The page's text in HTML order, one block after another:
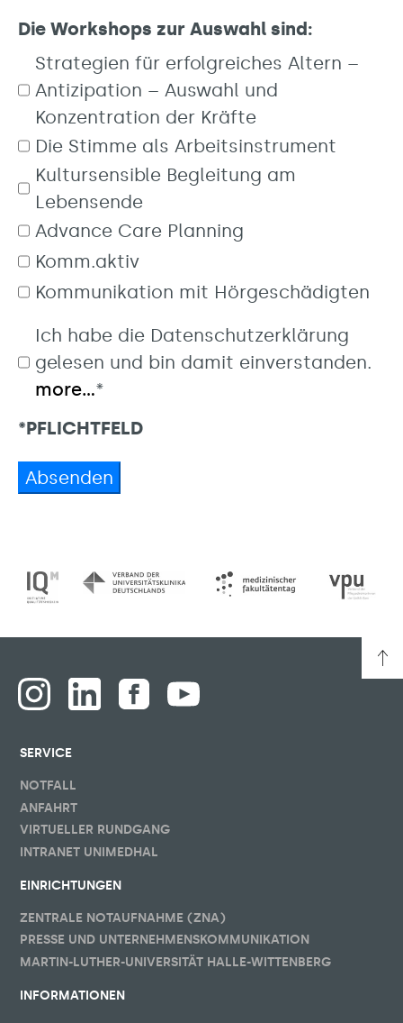
Die Workshops zur Auswahl sind:
Strategien für erfolgreiches Altern –
Antizipation – Auswahl und
Konzentration der Kräfte
Die Stimme als Arbeitsinstrument
Kultursensible Begleitung am
Lebensende
Advance Care Planning
Komm.aktiv
Kommunikation mit Hörgeschädigten
Ich habe die Datenschutzerklärung
gelesen und bin damit einverstanden.
more...*
*PFLICHTFELD
Absenden
SERVICE
NOTFALL
ANFAHRT
VIRTUELLER RUNDGANG
INTRANET UNIMEDHAL
EINRICHTUNGEN
ZENTRALE NOTAUFNAHME (ZNA)
PRESSE UND UNTERNEHMENSKOMMUNIKATION
MARTIN-LUTHER-UNIVERSITÄT HALLE-WITTENBERG
INFORMATIONEN